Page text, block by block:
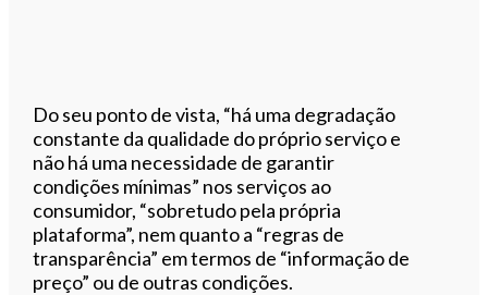
Do seu ponto de vista, “há uma degradação
constante da qualidade do próprio serviço e
não há uma necessidade de garantir
condições mínimas” nos serviços ao
consumidor, “sobretudo pela própria
plataforma”, nem quanto a “regras de
transparência” em termos de “informação de
preço” ou de outras condições.